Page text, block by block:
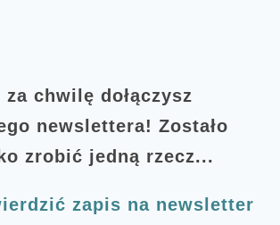
za chwilę dołączysz
newslettera! Zostało
zrobić jedną rzecz...
zapis na newsletter